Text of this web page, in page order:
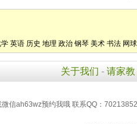
英语 历史 地理 政治 钢琴 美术 书法 网球
关于我们 - 请家教
信ah63wz预约我哦 联系QQ：